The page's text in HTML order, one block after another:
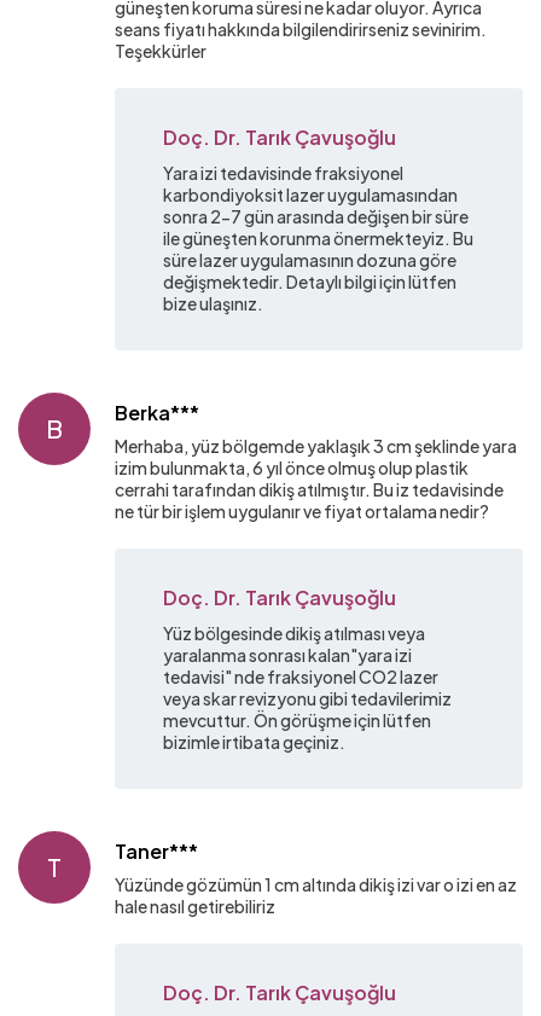
güneşten koruma süresi ne kadar oluyor. Ayrıca
seans fiyatı hakkında bilgilendirirseniz sevinirim.
Teşekkürler
Doç. Dr. Tarık Çavuşoğlu
Yara izi tedavisinde fraksiyonel
karbondiyoksit lazer uygulamasından
sonra 2-7 gün arasında değişen bir süre
ile güneşten korunma önermekteyiz. Bu
süre lazer uygulamasının dozuna göre
değişmektedir. Detaylı bilgi için lütfen
bize ulaşınız.
B
Berka***
Merhaba, yüz bölgemde yaklaşık 3 cm şeklinde yara
izim bulunmakta, 6 yıl önce olmuş olup plastik
cerrahi tarafından dikiş atılmıştır. Bu iz tedavisinde
ne tür bir işlem uygulanır ve fiyat ortalama nedir?
Doç. Dr. Tarık Çavuşoğlu
Yüz bölgesinde dikiş atılması veya
yaralanma sonrası kalan"yara izi
tedavisi" nde fraksiyonel CO2 lazer
veya skar revizyonu gibi tedavilerimiz
mevcuttur. Ön görüşme için lütfen
bizimle irtibata geçiniz.
T
Taner***
Yüzünde gözümün 1 cm altında dikiş izi var o izi en az
hale nasıl getirebiliriz
Doç. Dr. Tarık Çavuşoğlu